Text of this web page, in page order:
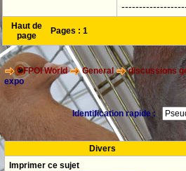
Haut de
page
Pages : 1
CFPOI World General discussions
expo
Identification rapide :
Divers
Imprimer ce sujet